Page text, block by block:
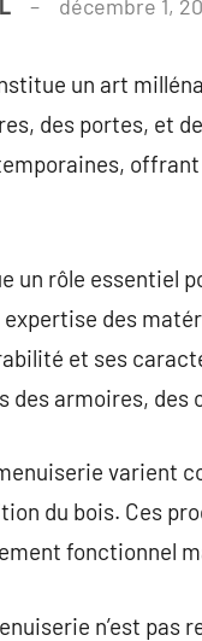
décembre 1,
un art
des portes, et
un rôle essentiel
expertise des
et ses
des armoires,
varient
du bois. Ces
fonctionnel
n’est